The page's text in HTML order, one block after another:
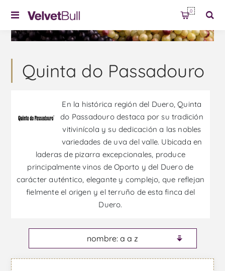
0
Quinta do Passadouro
En la histórica región del Duero, Quinta
do Passadouro destaca por su tradición
vitivinícola y su dedicación a las nobles
variedades de uva del valle. Ubicada en
laderas de pizarra excepcionales, produce
principalmente vinos de Oporto y del Duero de
carácter auténtico, elegante y complejo, que reflejan
fielmente el origen y el terruño de esta finca del
Duero.